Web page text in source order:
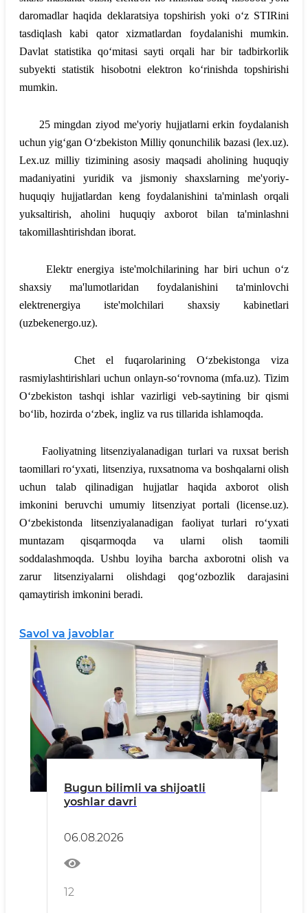
daromadlar haqida deklaratsiya topshirish yoki o‘z STIRini
tasdiqlash kabi qator xizmatlardan foydalanishi mumkin.
Davlat statistika qo‘mitasi sayti orqali har bir tadbirkorlik
subyekti statistik hisobotni elektron ko‘rinishda topshirishi
mumkin.
25 mingdan ziyod me'yoriy hujjatlarni erkin foydalanish
uchun yig‘gan O‘zbekiston Milliy qonunchilik bazasi (lex.uz).
Lex.uz milliy tizimining asosiy maqsadi aholining huquqiy
madaniyatini yuridik va jismoniy shaxslarning me'yoriy-
huquqiy hujjatlardan keng foydalanishini ta'minlash orqali
yuksaltirish, aholini huquqiy axborot bilan ta'minlashni
takomillashtirishdan iborat.
Elektr energiya iste'molchilarining har biri uchun o‘z
shaxsiy ma'lumotlaridan foydalanishini ta'minlovchi
elektrenergiya iste'molchilari shaxsiy kabinetlari
(uzbekenergo.uz).
Chet el fuqarolarining O‘zbekistonga viza
rasmiylashtirishlari uchun onlayn-so‘rovnoma (mfa.uz). Tizim
O‘zbekiston tashqi ishlar vazirligi veb-saytining bir qismi
bo‘lib, hozirda o‘zbek, ingliz va rus tillarida ishlamoqda.
Faoliyatning litsenziyalanadigan turlari va ruxsat berish
taomillari ro‘yxati, litsenziya, ruxsatnoma va boshqalarni olish
uchun talab qilinadigan hujjatlar haqida axborot olish
imkonini beruvchi umumiy litsenziyat portali (license.uz).
O‘zbekistonda litsenziyalanadigan faoliyat turlari ro‘yxati
muntazam qisqarmoqda va ularni olish taomili
soddalashmoqda. Ushbu loyiha barcha axborotni olish va
zarur litsenziyalarni olishdagi qog‘ozbozlik darajasini
qamaytirish imkonini beradi.
Savol va javoblar
Bugun bilimli va shijoatli
yoshlar davri
06.08.2026
12